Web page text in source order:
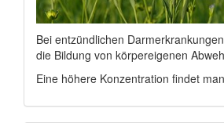
Bei entzündlichen
die Bildung von körpereigenen
Eine höhere Konzentration findet